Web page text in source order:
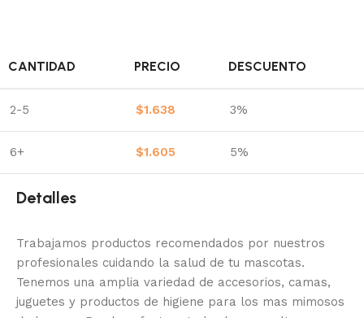
CANTIDAD PRECIO DESCUENTO
2-5 $1.638 3%
6+ $1.605 5%
Detalles
Trabajamos productos recomendados por nuestros
profesionales cuidando la salud de tu mascotas.
Tenemos una amplia variedad de accesorios, camas,
juguetes y productos de higiene para los mas mimosos